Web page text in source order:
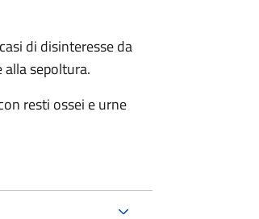
di disinteresse da
sepoltura.
resti ossei e urne